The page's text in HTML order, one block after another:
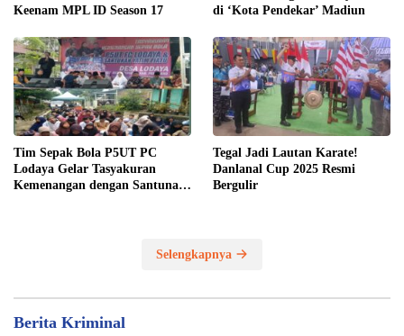
Keenam MPL ID Season 17
di ‘Kota Pendekar’ Madiun
Tim Sepak Bola P5UT PC
Lodaya Gelar Tasyakuran
Kemenangan dengan Santunan
Tegal Jadi Lautan Karate!
Danlanal Cup 2025 Resmi
Bergulir
Selengkapnya
Berita Kriminal